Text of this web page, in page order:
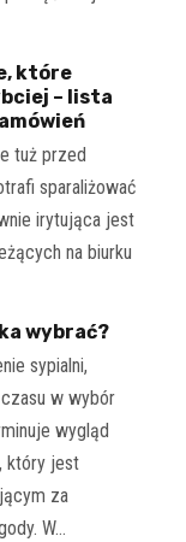
które
– lista
tuż przed
sparaliżować
irytująca jest
na biurku
wybrać?
sypialni,
w wybór
wygląd
który jest
za
W…